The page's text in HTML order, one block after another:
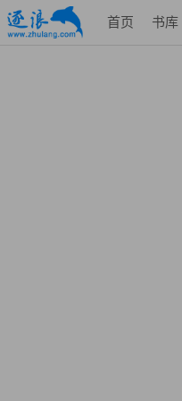
首页 书库